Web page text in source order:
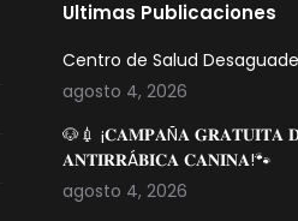
Ultimas Publicaciones
Centro de Salud
agosto 4, 2026
🐶💉 ¡𝐂𝐀𝐌𝐏𝐀Ñ𝐀 𝐆𝐑𝐀𝐓𝐔𝐈𝐓𝐀
𝐀𝐍𝐓𝐈𝐑𝐑Á𝐁𝐈𝐂𝐀 𝐂𝐀𝐍𝐈𝐍𝐀!🐾
agosto 4, 2026